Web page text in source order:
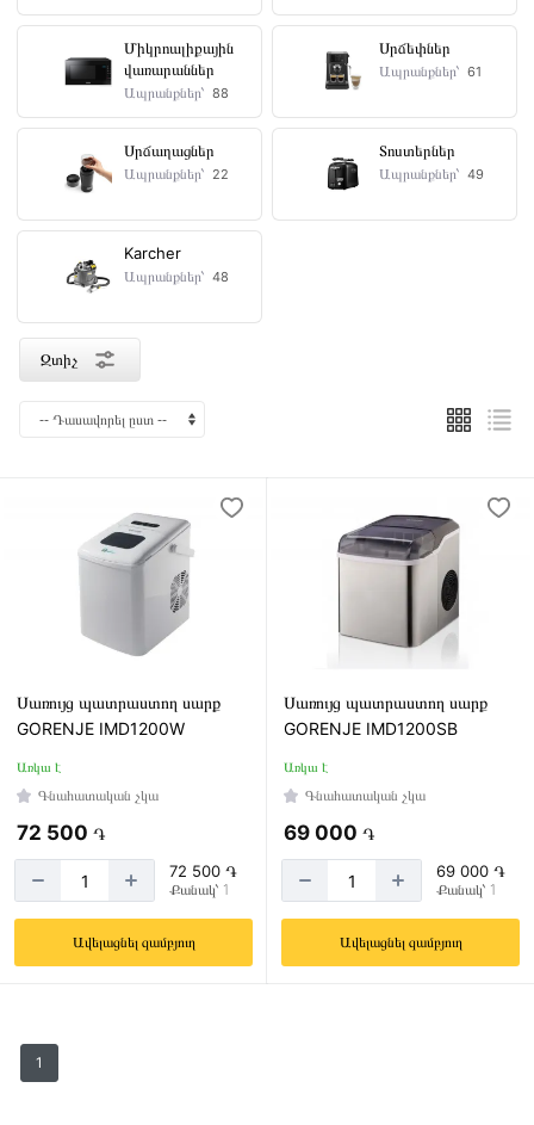
Միկրոալիքային
վառարաններ
Ապրանքներ՝ 88
Սրճեփներ
Ապրանքներ՝ 61
Սրճաղացներ
Ապրանքներ՝ 22
Տոստերներ
Ապրանքներ՝ 49
Karcher
Ապրանքներ՝ 48
Զտիչ
Սառույց պատրաստող սարք
GORENJE IMD1200W
Առկա է
Գնահատական չկա
72 500 ֏
72 500 ֏
Քանակ՝ 1
Ավելացնել զամբյուղ
Սառույց պատրաստող սարք
GORENJE IMD1200SB
Առկա է
Գնահատական չկա
69 000 ֏
69 000 ֏
Քանակ՝ 1
Ավելացնել զամբյուղ
1